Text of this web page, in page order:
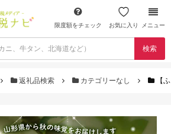
限度額をチェック お気に入り メニュー
検索
返礼品検索 カテゴリーなし 【